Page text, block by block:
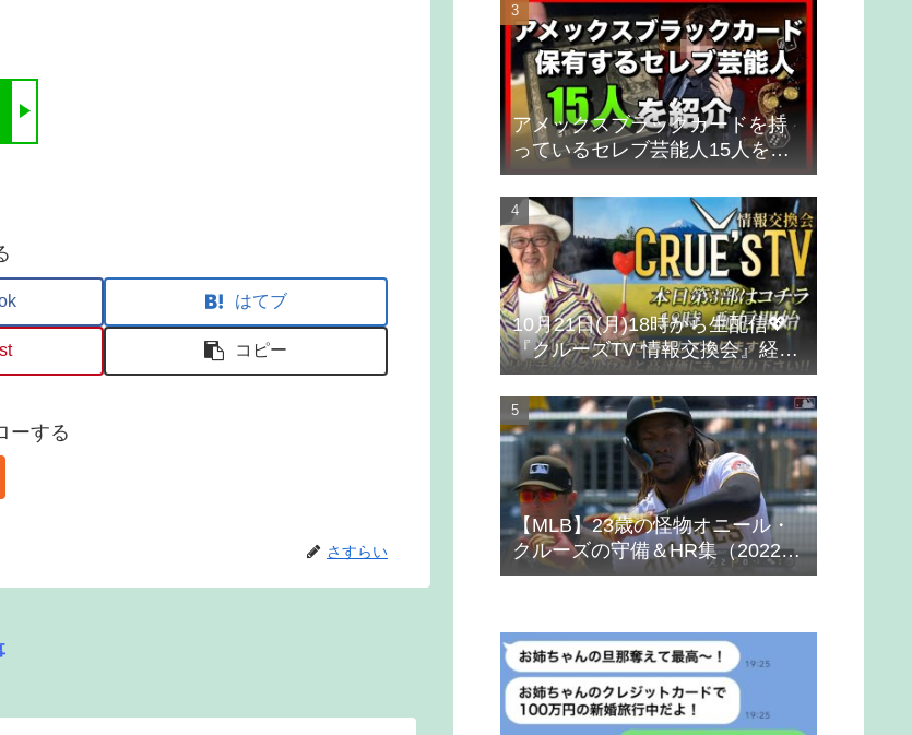
はてブ
コピー
ーする
さすらい
アメックスブラックカードを持
っているセレブ芸能人15人を紹
介
10月21日(月)18時から生配信💖
『クルーズTV 情報交換会』経済
ニュース 投資 株式市場 新NISA
投資信託 仮想通貨 ビットコイン
不動産投資 為替 ベトナムドン イ
ラクディナール
【MLB】23歳の怪物オニール・
クルーズの守備＆HR集（2022
年）